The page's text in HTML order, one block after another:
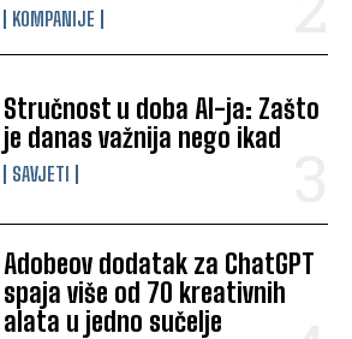
KOMPANIJE
Stručnost u doba AI-ja: Zašto
je danas važnija nego ikad
SAVJETI
Adobeov dodatak za ChatGPT
spaja više od 70 kreativnih
alata u jedno sučelje